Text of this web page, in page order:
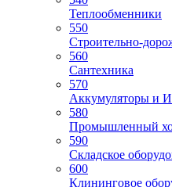
Теплообменники
550
Строительно-
560
Сантехника
570
Аккумуляторы и
580
Промышленный
590
Складское
600
Клининговое